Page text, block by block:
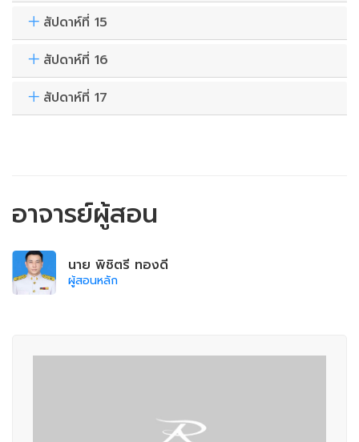
สัปดาห์ที่ 15
สัปดาห์ที่ 16
สัปดาห์ที่ 17
อาจารย์ผู้สอน
นาย พิชิตรี ทองดี
ผู้สอนหลัก